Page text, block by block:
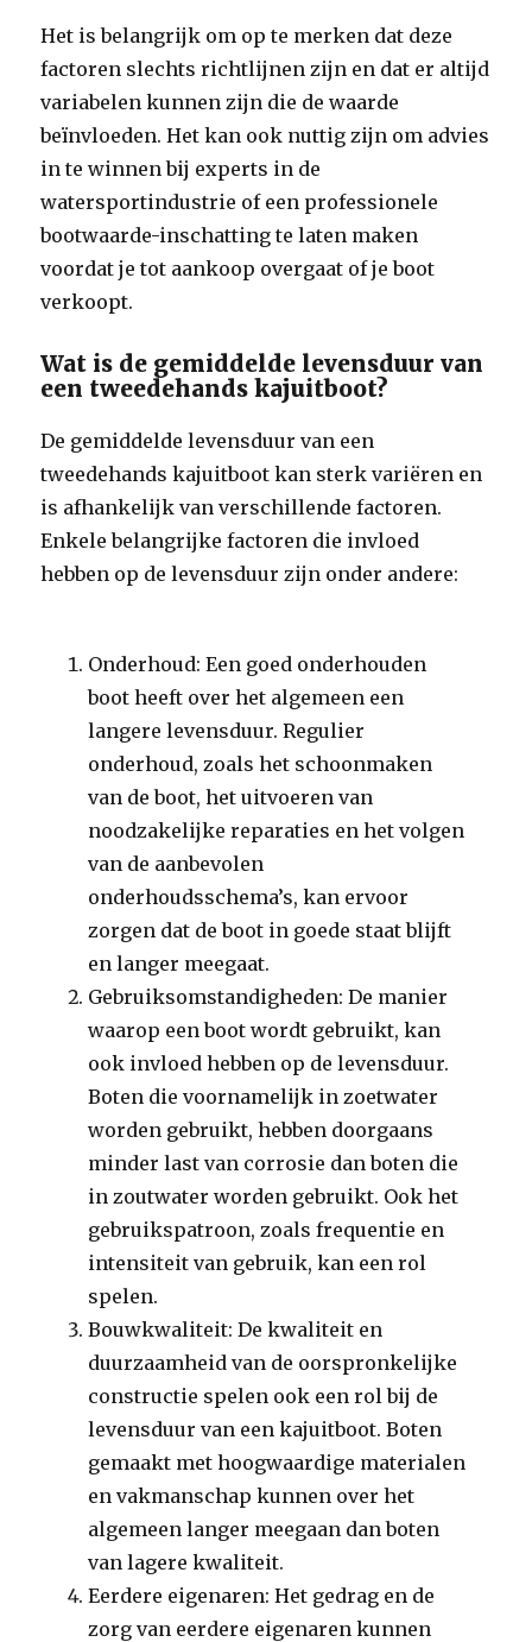
Het is belangrijk om op te merken dat deze
factoren slechts richtlijnen zijn en dat er altijd
variabelen kunnen zijn die de waarde
beïnvloeden. Het kan ook nuttig zijn om advies
in te winnen bij experts in de
watersportindustrie of een professionele
bootwaarde-inschatting te laten maken
voordat je tot aankoop overgaat of je boot
verkoopt.
Wat is de gemiddelde levensduur van
een tweedehands kajuitboot?
De gemiddelde levensduur van een
tweedehands kajuitboot kan sterk variëren en
is afhankelijk van verschillende factoren.
Enkele belangrijke factoren die invloed
hebben op de levensduur zijn onder andere:
Onderhoud: Een goed onderhouden
boot heeft over het algemeen een
langere levensduur. Regulier
onderhoud, zoals het schoonmaken
van de boot, het uitvoeren van
noodzakelijke reparaties en het volgen
van de aanbevolen
onderhoudsschema’s, kan ervoor
zorgen dat de boot in goede staat blijft
en langer meegaat.
Gebruiksomstandigheden: De manier
waarop een boot wordt gebruikt, kan
ook invloed hebben op de levensduur.
Boten die voornamelijk in zoetwater
worden gebruikt, hebben doorgaans
minder last van corrosie dan boten die
in zoutwater worden gebruikt. Ook het
gebruikspatroon, zoals frequentie en
intensiteit van gebruik, kan een rol
spelen.
Bouwkwaliteit: De kwaliteit en
duurzaamheid van de oorspronkelijke
constructie spelen ook een rol bij de
levensduur van een kajuitboot. Boten
gemaakt met hoogwaardige materialen
en vakmanschap kunnen over het
algemeen langer meegaan dan boten
van lagere kwaliteit.
Eerdere eigenaren: Het gedrag en de
zorg van eerdere eigenaren kunnen